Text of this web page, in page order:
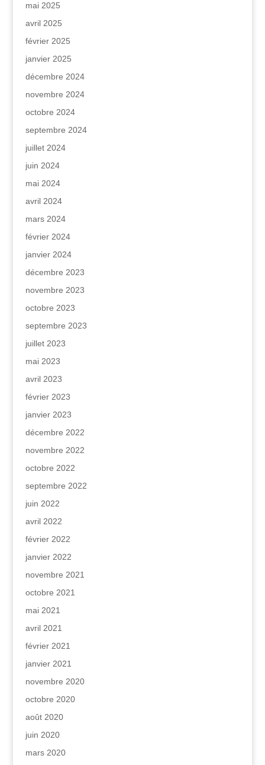
mai 2025
avril 2025
février 2025
janvier 2025
décembre 2024
novembre 2024
octobre 2024
septembre 2024
juillet 2024
juin 2024
mai 2024
avril 2024
mars 2024
février 2024
janvier 2024
décembre 2023
novembre 2023
octobre 2023
septembre 2023
juillet 2023
mai 2023
avril 2023
février 2023
janvier 2023
décembre 2022
novembre 2022
octobre 2022
septembre 2022
juin 2022
avril 2022
février 2022
janvier 2022
novembre 2021
octobre 2021
mai 2021
avril 2021
février 2021
janvier 2021
novembre 2020
octobre 2020
août 2020
juin 2020
mars 2020